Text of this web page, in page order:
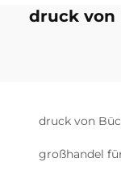
druck von
druck von
großhandel